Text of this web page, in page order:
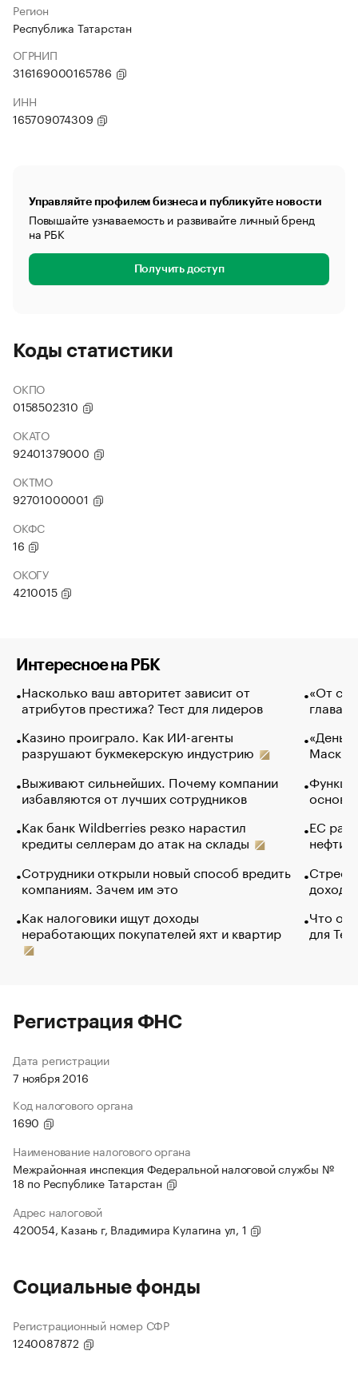
Регион
Республика Татарстан
ОГРНИП
316169000165786
ИНН
165709074309
Управляйте профилем бизнеса и публикуйте новости
Повышайте узнаваемость и развивайте личный бренд
на РБК
Получить доступ
Коды статистики
ОКПО
0158502310
ОКАТО
92401379000
ОКТМО
92701000001
ОКФС
16
ОКОГУ
4210015
Интересное на РБК
Насколько ваш авторитет зависит от
атрибутов престижа? Тест для лидеров
Казино проиграло. Как ИИ-агенты
разрушают букмекерскую индустрию
Выживают сильнейших. Почему компании
избавляются от лучших сотрудников
Как банк Wildberries резко нарастил
кредиты селлерам до атак на склады
Сотрудники открыли новый способ вредить
компаниям. Зачем им это
Как налоговики ищут доходы
неработающих покупателей яхт и квартир
«От
глава
Маск в
основ
ЕС
нефти
Что
для
Регистрация ФНС
Дата регистрации
7 ноября 2016
Код налогового органа
1690
Наименование налогового органа
Межрайонная инспекция Федеральной налоговой службы №
18 по Республике Татарстан
Адрес налоговой
420054, Казань г, Владимира Кулагина ул, 1
Социальные фонды
Регистрационный номер СФР
1240087872